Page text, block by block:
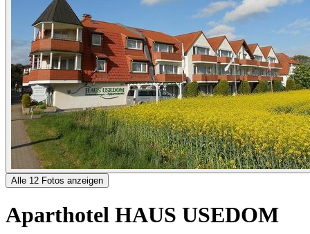
Alle 12 Fotos anzeigen
Aparthotel HAUS USEDOM